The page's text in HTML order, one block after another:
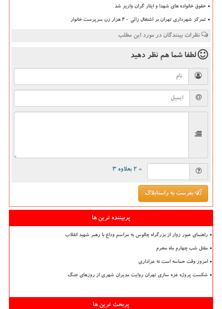
حقوق خانواده های شهدا و ایثار گران واریز شد
تمرکز شهرداری تهران بر اشتغال زائی 40 هزار زن سرپرست خانوار
نظرات بینندگان در مورد این مطلب
لطفا شما هم نظر دهید
= ۲ بعلاوه ۳
بفرست به راستابلاگ
پربیننده ترین ها
راهنمای عبور زوار از بزرگراه چالوس به مراسم وداع با رهبر شهید انقلاب
مقتل شب چهارم ماه محرم
امروز وقت حماسه است نه عزاداری
شکست پروژه غزه سازی تهران روایت مدیران شهری از روزهای جنگ
پربحث ترین ها